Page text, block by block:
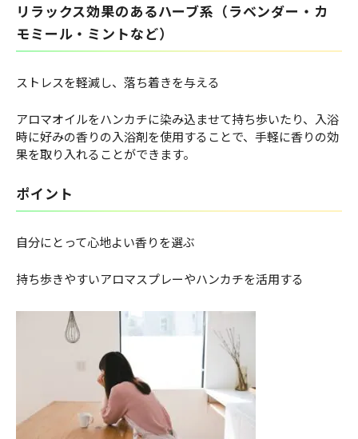
リラックス効果のあるハーブ系（ラベンダー・カ
モミール・ミントなど）
ストレスを軽減し、落ち着きを与える
アロマオイルをハンカチに染み込ませて持ち歩いたり、入浴
時に好みの香りの入浴剤を使用することで、手軽に香りの効
果を取り入れることができます。
ポイント
自分にとって心地よい香りを選ぶ
持ち歩きやすいアロマスプレーやハンカチを活用する